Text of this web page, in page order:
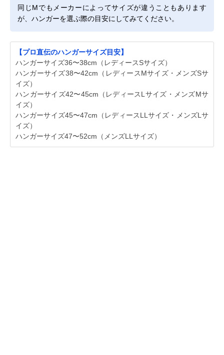
同じMでもメーカーによってサイズが違うこともあります
が、ハンガーを選ぶ際の目安にしてみてください。
【プロ直伝のハンガーサイズ目安】
ハンガーサイズ36〜38cm（レディースSサイズ）
ハンガーサイズ38〜42cm（レディースMサイズ・メンズSサ
イズ）
ハンガーサイズ42〜45cm（レディースLサイズ・メンズMサ
イズ）
ハンガーサイズ45〜47cm（レディースLLサイズ・メンズLサ
イズ）
ハンガーサイズ47〜52cm（メンズLLサイズ）